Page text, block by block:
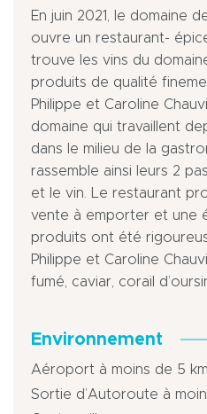
En juin 2021, le domaine
ouvre un restaurant-
trouve les vins du
produits de qualité
Philippe et Caroline
domaine qui travaillent
dans le milieu de la
rassemble ainsi leurs 2
et le vin. Le restaurant
vente à emporter et une
produits ont été
Philippe et Caroline
fumé, caviar, corail
Environnement
Aéroport à moins de 5 km
Sortie d’Autoroute à